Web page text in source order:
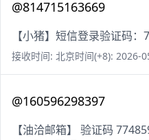
@814715163669
【小猪】短信登录验证码
接收时间: 北京时间(+8): 2026-
@160596298397
【油洽邮箱】 验证码